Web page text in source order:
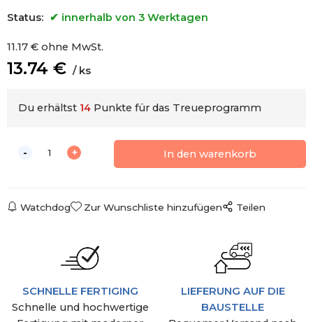
Status: innerhalb von 3 Werktagen
11.17 € ohne MwSt.
13.74 € ks
Du erhältst 14 Punkte für das Treueprogramm
Watchdog Zur Wunschliste hinzufügen Teilen
SCHNELLE FERTIGING
Schnelle und hochwertige
LIEFERUNG AUF DIE
BAUSTELLE